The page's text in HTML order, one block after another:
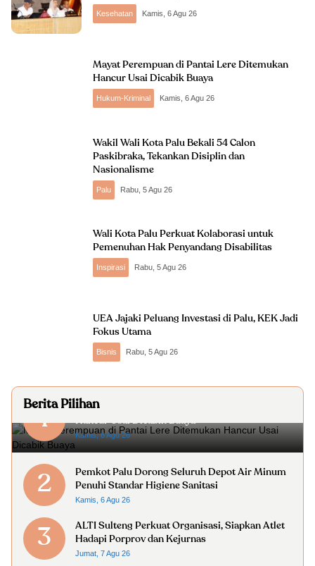
Kesehatan Kamis, 6 Agu 26
Mayat Perempuan di Pantai Lere Ditemukan
Hancur Usai Dicabik Buaya
Hukum-Kriminal Kamis, 6 Agu 26
Wakil Wali Kota Palu Bekali 54 Calon
Paskibraka, Tekankan Disiplin dan
Nasionalisme
Palu Rabu, 5 Agu 26
Wali Kota Palu Perkuat Kolaborasi untuk
Pemenuhan Hak Penyandang Disabilitas
Inspirasi Rabu, 5 Agu 26
UEA Jajaki Peluang Investasi di Palu, KEK Jadi
Fokus Utama
Bisnis Rabu, 5 Agu 26
Berita Pilihan
1
Mayat Perempuan di Pantai Lere Ditemukan
Hancur Usai Dicabik Buaya
Kamis, 6 Agu 26
2
Pemkot Palu Dorong Seluruh Depot Air Minum
Penuhi Standar Higiene Sanitasi
Kamis, 6 Agu 26
3
ALTI Sulteng Perkuat Organisasi, Siapkan Atlet
Hadapi Porprov dan Kejurnas
Jumat, 7 Agu 26